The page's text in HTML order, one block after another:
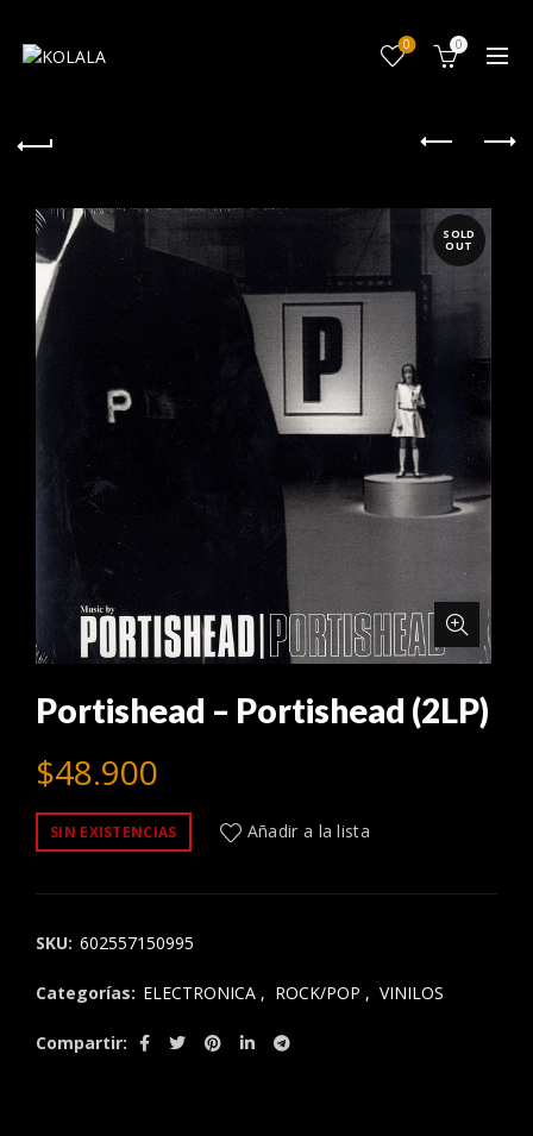
0 0
SOLD
OUT
Portishead – Portishead (2LP)
$48.900
SIN EXISTENCIAS Añadir a la lista
SKU: 602557150995
Categorías: ELECTRONICA , ROCK/POP , VINILOS
Compartir